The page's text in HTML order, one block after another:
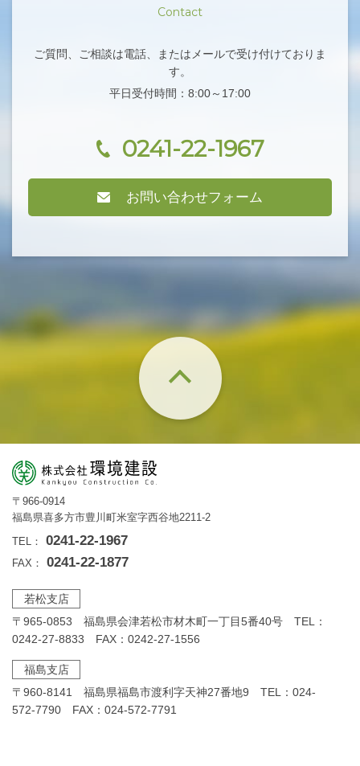
Contact
ご質問、ご相談は電話、またはメールで受け付けておりま
す。
平日受付時間：8:00～17:00
0241-22-1967
お問い合わせフォーム
〒966-0914
福島県喜多方市豊川町米室字西谷地2211-2
TEL：
0241-22-1967
FAX： 0241-22-1877
若松支店
〒965-0853 福島県会津若松市材木町一丁目5番40号 TEL：
0242-27-8833 FAX：0242-27-1556
福島支店
〒960-8141 福島県福島市渡利字天神27番地9 TEL：024-
572-7790 FAX：024-572-7791